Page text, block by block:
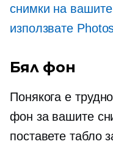
снимки на
използвате
Бял фон
Понякога е
фон за вашите
поставете табло